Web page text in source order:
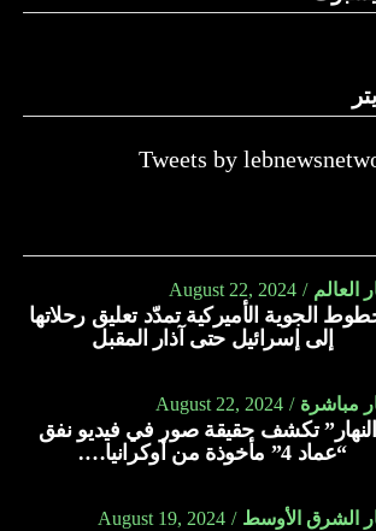
Tweets by
العالم August 22, 2024
الجوية الأميركية تمدّد تعليق رحلاتها
إلى إسرائيل حتى آذار المقبل
مباشرة August 22, 2024
تكشف حقيقة صور في فيديو نفق
“عماد 4” مأخوذة من أوكرانيا….
الشرق الأوسط August 19, 2024